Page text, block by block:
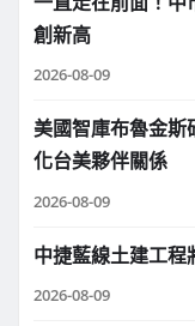
創新高
2026-08-09
美國智庫布魯金斯
化台美夥伴關係
2026-08-09
中捷藍線土建工
2026-08-09